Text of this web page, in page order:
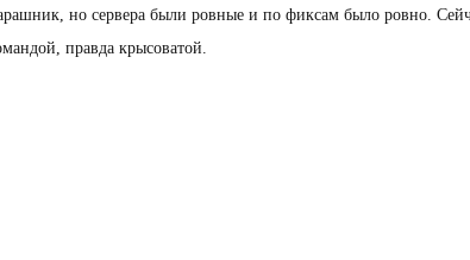
но сервера были ровные и по фиксам было ровно.
правда крысоватой.